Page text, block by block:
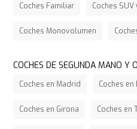
Coches Familiar Coches SUV
Coches Monovolumen
COCHES DE SEGUNDA MANO Y
Coches en Madrid Coches
Coches en Girona Coches en